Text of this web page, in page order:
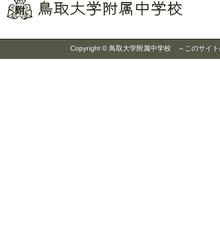
Copyright © 鳥取大学附属中学校 ～このサイト